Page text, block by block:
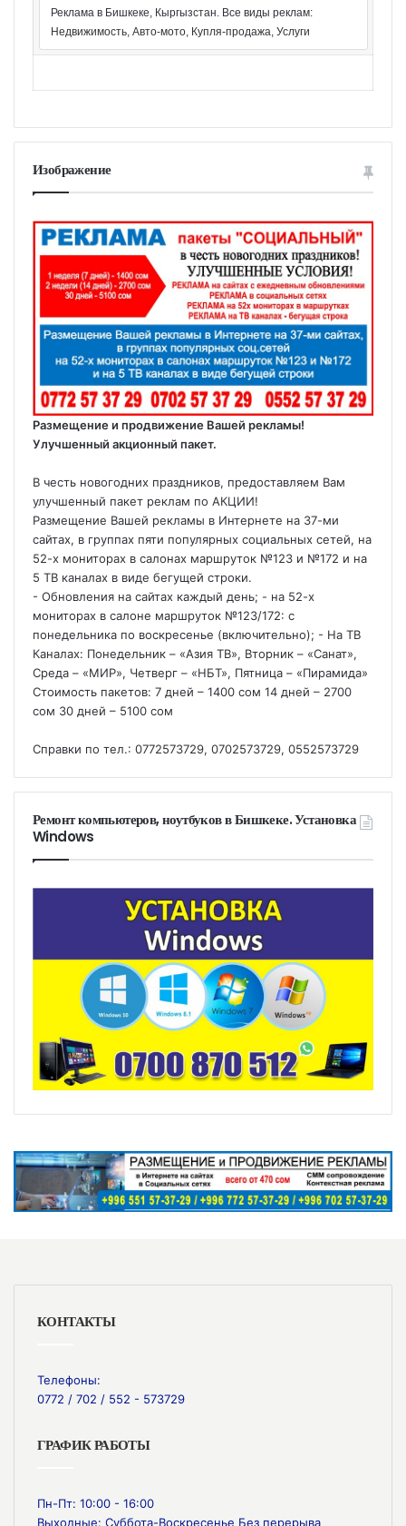
Реклама в Бишкеке, Кыргызстан. Все виды реклам:
Недвижимость, Авто-мото, Купля-продажа, Услуги
Изображение
Размещение и продвижение Вашей рекламы!
Улучшенный акционный пакет.
В честь новогодних праздников, предоставляем Вам
улучшенный пакет реклам по АКЦИИ!
Размещение Вашей рекламы в Интернете на 37-ми
сайтах, в группах пяти популярных социальных сетей, на
52-х мониторах в салонах маршруток №123 и №172 и на
5 ТВ каналах в виде бегущей строки.
- Обновления на сайтах каждый день; - на 52-х
мониторах в салоне маршруток №123/172: с
понедельника по воскресенье (включительно); - На ТВ
Каналах: Понедельник – «Азия ТВ», Вторник – «Санат»,
Среда – «МИР», Четверг – «НБТ», Пятница – «Пирамида»
Стоимость пакетов: 7 дней – 1400 сом 14 дней – 2700
сом 30 дней – 5100 сом
Справки по тел.: 0772573729, 0702573729, 0552573729
Ремонт компьютеров, ноутбуков в Бишкеке. Установка
Windows
КОНТАКТЫ
Телефоны:
0772 / 702 / 552 - 573729
ГРАФИК РАБОТЫ
Пн-Пт: 10:00 - 16:00
Выходные: Суббота-Воскресенье Без перерыва